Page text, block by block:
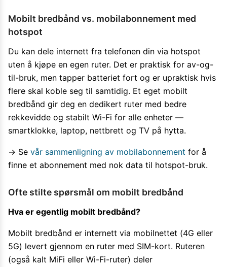
Mobilt bredbånd vs. mobilabonnement med
hotspot
Du kan dele internett fra telefonen din via hotspot
uten å kjøpe en egen ruter. Det er praktisk for av-og-
til-bruk, men tapper batteriet fort og er upraktisk hvis
flere skal koble seg til samtidig. Et eget mobilt
bredbånd gir deg en dedikert ruter med bedre
rekkevidde og stabilt Wi-Fi for alle enheter —
smartklokke, laptop, nettbrett og TV på hytta.
→ Se vår sammenligning av mobilabonnement for å
finne et abonnement med nok data til hotspot-bruk.
Ofte stilte spørsmål om mobilt bredbånd
Hva er egentlig mobilt bredbånd?
Mobilt bredbånd er internett via mobilnettet (4G eller
5G) levert gjennom en ruter med SIM-kort. Ruteren
(også kalt MiFi eller Wi-Fi-ruter) deler